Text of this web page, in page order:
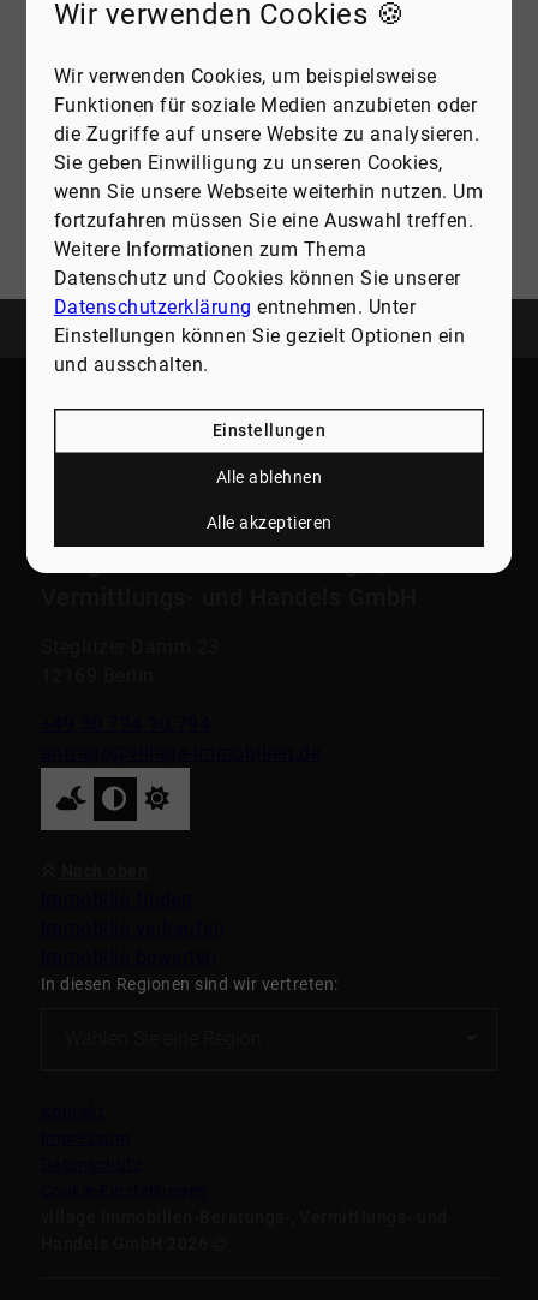
haben.
Informationen, die Sie über dieses Kontaktformular
senden, werden streng vertraulich behandelt. Wir
garantieren, dass Ihre persönlichen Daten nicht an
Dritte weitergegeben, verkauft oder anderweitig
missbraucht werden.
Vielen Dank für Ihr Vertrauen.
Senden
In diesen Regionen sind wir vertreten:
Wir verwenden Cookies 🍪
Wir verwenden Cookies, um beispielsweise
Funktionen für soziale Medien anzubieten oder
die Zugriffe auf unsere Website zu analysieren.
Sie geben Einwilligung zu unseren Cookies,
wenn Sie unsere Webseite weiterhin nutzen. Um
fortzufahren müssen Sie eine Auswahl treffen.
Weitere Informationen zum Thema
Datenschutz und Cookies können Sie unserer
Datenschutzerklärung entnehmen. Unter
Einstellungen können Sie gezielt Optionen ein
und ausschalten.
Einstellungen
Alle ablehnen
Alle akzeptieren